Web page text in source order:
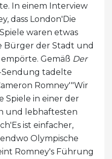
In einem Interview
dass London'Die
waren etwas
Bürger der Stadt und
Gemäß Der
Sendung tadelte
Romney'"Wir
Spiele in einer der
und lebhaftesten
ist einfacher,
Olympische
Romney's Führung